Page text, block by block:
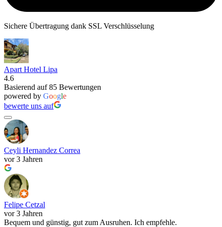
Sichere Übertragung dank SSL Verschlüsselung
Apart Hotel Lipa
4.6
Basierend auf 85 Bewertungen
powered by Google
bewerte uns auf
Ceyli Hernandez Correa
vor 3 Jahren
Felipe Cetzal
vor 3 Jahren
Bequem und günstig, gut zum Ausruhen. Ich empfehle.